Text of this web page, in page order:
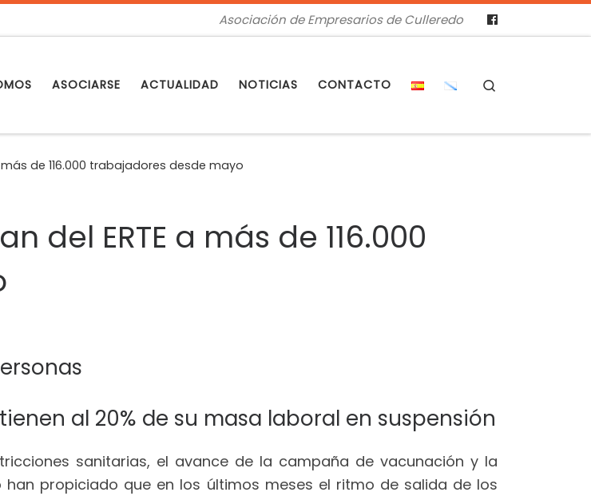
Asociación de Empresarios de Culleredo
ASOCIARSE ACTUALIDAD NOTICIAS CONTACTO
de 116.000 trabajadores desde mayo
del ERTE a más de 116.000
al 20% de su masa laboral en suspensión
sanitarias, el avance de la campaña de vacunación y la
han propiciado que en los últimos meses el ritmo de salida de los